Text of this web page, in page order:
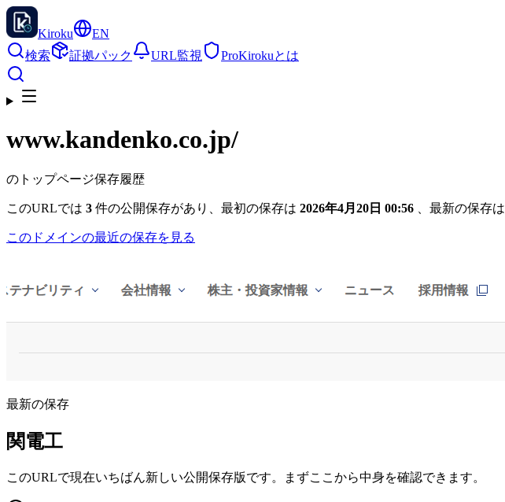
Kiroku
EN
検索
証拠パック URL監視 ProKirokuとは
www.kandenko.co.jp/
のトップページ保存履歴
このURLでは 3 件の公開保存があり、最初の保存は 2026年4月20日 00:56 、最新の保存は
このドメインの最近の保存を見る
最新の保存
関電工
このURLで現在いちばん新しい公開保存版です。まずここから中身を確認できます。